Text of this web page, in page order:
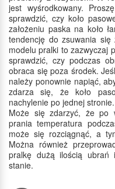
jest wyśrodkowany.
sprawdzić, czy koło
założeniu paska na koło
tendencję do zsuwania
modelu pralki to zazwyczaj
sprawdzić, czy podczas
obraca się poza środek.
należy ponownie napiąć,
zdarza się, że koło
nachylenie po jednej stronie.
Może się zdarzyć, że po
prania temperatura
może się rozciągnąć, a
Można również
pralkę dużą ilością ubrań
stanie.